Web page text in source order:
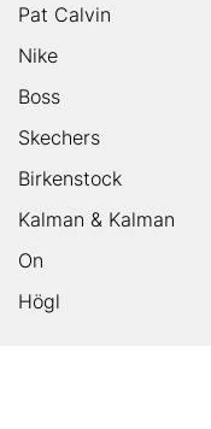
Pat Calvin
Nike
Boss
Skechers
Birkenstock
Kalman & Kalman
On
Högl